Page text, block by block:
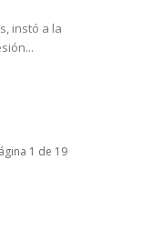
instó a la
1 de 19